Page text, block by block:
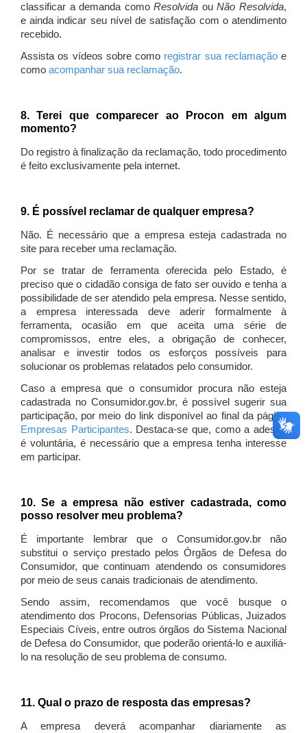
classificar a demanda comoResolvida ouNão Resolvida,
e ainda indicar seu nível de satisfação com o atendimento
recebido.
Assista os vídeos sobre como registrar sua reclamaçãoe
como acompanhar sua reclamação.
8. Terei que comparecer ao Procon em algum
momento?
Do registro à finalização da reclamação, todo procedimento
é feito exclusivamente pela internet.
9. É possível reclamar de qualquer empresa?
Não. É necessário que a empresa esteja cadastrada no
site para receber uma reclamação.
Por se tratar de ferramenta oferecida pelo Estado, é
preciso que o cidadão consiga de fato ser ouvido e tenha a
possibilidade de ser atendido pela empresa. Nesse sentido,
a empresa interessada deve aderir formalmente à
ferramenta, ocasião em que aceita uma série de
compromissos, entre eles, a obrigação de conhecer,
analisar e investir todos os esforços possíveis para
solucionar os problemas relatados pelo consumidor.
Caso a empresa que o consumidor procura não esteja
cadastrada no Consumidor.gov.br, é possível sugerir sua
participação, por meio do link disponível ao final da página
Empresas Participantes. Destaca-se que, como a adesão
é voluntária, é necessário que a empresa tenha interesse
em participar.
10. Se a empresa não estiver cadastrada, como
posso resolver meu problema?
É importante lembrar que o Consumidor.gov.br não
substitui o serviço prestado pelos Órgãos de Defesa do
Consumidor, que continuam atendendo os consumidores
por meio de seus canais tradicionais de atendimento.
Sendo assim, recomendamos que você busque o
atendimento dos Procons, Defensorias Públicas, Juizados
Especiais Cíveis, entre outros órgãos do Sistema Nacional
de Defesa do Consumidor, que poderão orientá-lo e auxiliá-
lo na resolução de seu problema de consumo.
11. Qual o prazo de resposta das empresas?
A empresa deverá acompanhar diariamente as